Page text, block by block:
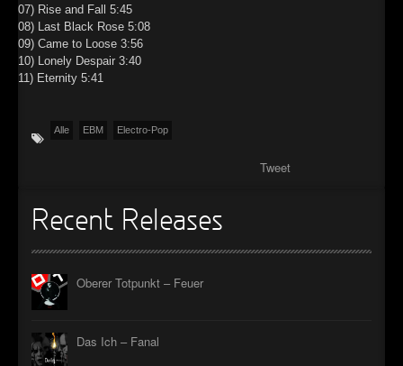
07) Rise and Fall 5:45
08) Last Black Rose 5:08
09) Came to Loose 3:56
10) Lonely Despair 3:40
11) Eternity 5:41
Alle EBM Electro-Pop
Tweet
Recent Releases
Oberer Totpunkt – Feuer
Das Ich – Fanal